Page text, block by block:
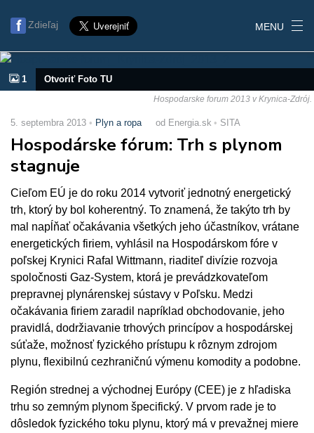
Zdieľaj MENU
1 Otvoriť Foto TU
Hospodarske forum 2013 v Krynica-Zdrój.
5. septembra 2013 Plyn a ropa od Energia.sk SITA
Hospodárske fórum: Trh s plynom
stagnuje
Cieľom EÚ je do roku 2014 vytvoriť jednotný energetický
trh, ktorý by bol koherentný. To znamená, že takýto trh by
mal napĺňať očakávania všetkých jeho účastníkov, vrátane
energetických firiem, vyhlásil na Hospodárskom fóre v
poľskej Krynici Rafal Wittmann, riaditeľ divízie rozvoja
spoločnosti Gaz-System, ktorá je prevádzkovateľom
prepravnej plynárenskej sústavy v Poľsku. Medzi
očakávania firiem zaradil napríklad obchodovanie, jeho
pravidlá, dodržiavanie trhových princípov a hospodárskej
súťaže, možnosť fyzického prístupu k rôznym zdrojom
plynu, flexibilnú cezhraničnú výmenu komodity a podobne.
Región strednej a východnej Európy (CEE) je z hľadiska
trhu so zemným plynom špecifický. V prvom rade je to
dôsledok fyzického toku plynu, ktorý má v prevažnej miere